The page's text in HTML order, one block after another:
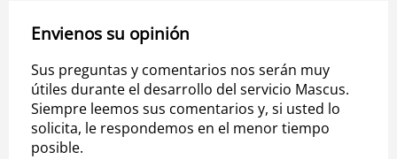
Envienos su opinión
Sus preguntas y comentarios nos serán muy
útiles durante el desarrollo del servicio Mascus.
Siempre leemos sus comentarios y, si usted lo
solicita, le respondemos en el menor tiempo
posible.